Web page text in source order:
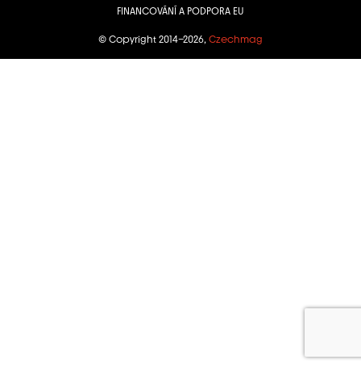
FINANCOVÁNÍ A PODPORA EU
© Copyright 2014–2026, Czechmag